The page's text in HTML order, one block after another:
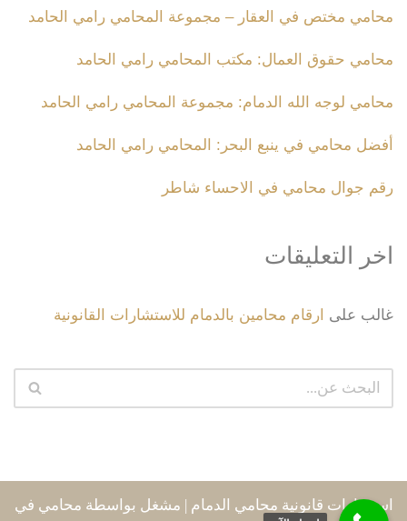
محامي مختص في العقار – مجموعة المحامي رامي الحامد
محامي حقوق العمال: مكتب المحامي رامي الحامد
محامي لوجه الله الدمام: مجموعة المحامي رامي الحامد
أفضل محامي في ينبع البحر: المحامي رامي الحامد
رقم جوال محامي في الاحساء شاطر
اخر التعليقات
غالب على ارقام محامين بالدمام للاستشارات القانونية
استشارات قانونية محامي الدمام | مشغل بواسطة محامي في